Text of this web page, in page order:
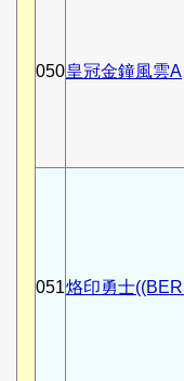
050皇冠金鐘風雲A
051烙印勇士